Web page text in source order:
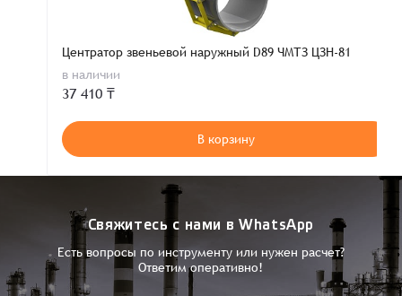
Центратор звеньевой наружный D89 ЧМТЗ ЦЗН-81
в наличии
37 410 ₸
В корзину
Свяжитесь с нами в WhatsApp
Есть вопросы по инструменту или нужен расчет?
Ответим оперативно!